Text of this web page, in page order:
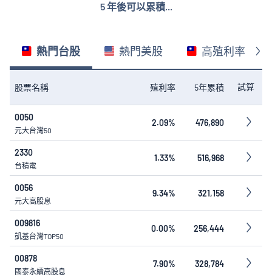
5 年後可以累積...
熱門台股 熱門美股 高殖利率
股票名稱 殖利率 5年累積 試算
0050
元大台灣50
2.09% 476,890
2330
台積電
1.33% 516,968
0056
元大高股息
9.34% 321,158
009816
凱基台灣TOP50
0.00% 256,444
00878
國泰永續高股息
7.90% 328,784